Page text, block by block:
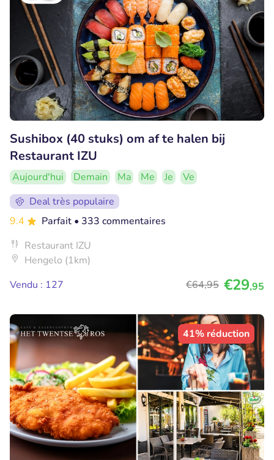
Sushibox (40 stuks) om af te halen bij
Restaurant IZU
Aujourd'hui Demain Ma Me Je
Ve
Deal très populaire
9.4
Parfait • 333 commentaires
Restaurant IZU
Hengelo (1km)
Vendu : 127
€64,95 €29,95
41% réduction